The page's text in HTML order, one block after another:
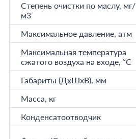
Степень очистки по маслу, мг/
м3
Максимальное давление, атм
Максимальная температура
сжатого воздуха на входе, °C
Габариты (ДхШхВ), мм
Масса, кг
Конденсатоотводчик